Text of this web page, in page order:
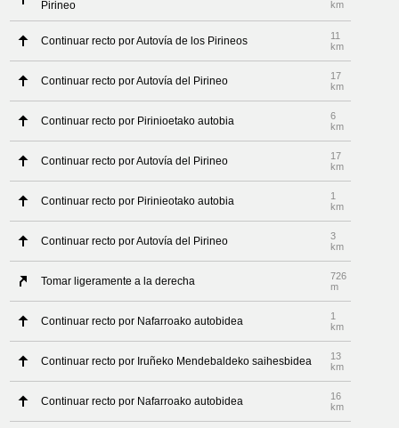
Pirineo
km
Continuar recto por Autovía de los Pirineos
11
km
Continuar recto por Autovía del Pirineo
17
km
Continuar recto por Pirinioetako autobia
6
km
Continuar recto por Autovía del Pirineo
17
km
Continuar recto por Pirinieotako autobia
1
km
Continuar recto por Autovía del Pirineo
3
km
Tomar ligeramente a la derecha
726
m
Continuar recto por Nafarroako autobidea
1
km
Continuar recto por Iruñeko Mendebaldeko saihesbidea
13
km
Continuar recto por Nafarroako autobidea
16
km